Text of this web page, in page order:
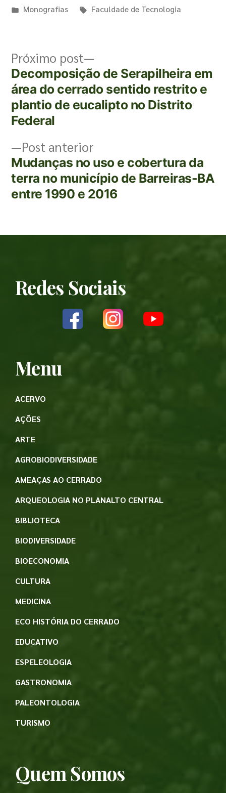
Monografias
Faculdade de Tecnologia
Post anterior
Mudanças no uso e cobertura da
terra no município de Barreiras-BA
entre 1990 e 2016
Próximo post
Decomposição de Serapilheira em
área do cerrado sentido restrito e
plantio de eucalipto no Distrito
Federal
Redes Sociais
Menu
ACERVO
AÇÕES
ARTE
AGROBIODIVERSIDADE
AMEAÇAS AO CERRADO
ARQUEOLOGIA NO PLANALTO CENTRAL
BIBLIOTECA
BIODIVERSIDADE
BIOECONOMIA
CULTURA
MEDICINA
ECO HISTÓRIA DO CERRADO
EDUCATIVO
ESPELEOLOGIA
GASTRONOMIA
PALEONTOLOGIA
TURISMO
Quem Somos